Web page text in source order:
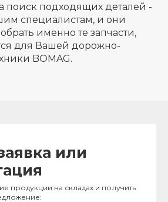
поиск подходящих деталей -
специалистам, и они
именно те запчасти,
для Вашей дорожно-
BOMAG.
или
продукции на складах и получить